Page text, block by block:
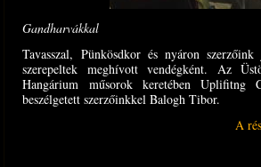
Gandharvákkal
Tavasszal, Pünkösdkor és nyáron
szerepeltek meghívott vendégként. Az
Hangárium műsorok keretében Uplifitng
beszélgetett szerzőinkkel Balogh Tibor.
A